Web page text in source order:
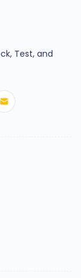
Test, and